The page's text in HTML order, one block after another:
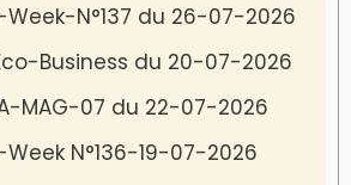
N°137 du 26-07-2026
Business du 20-07-2026
MAG-07 du 22-07-2026
N°136-19-07-2026